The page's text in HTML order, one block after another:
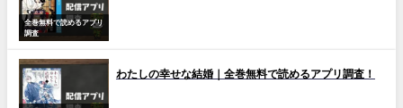
全巻無料で読めるアプリ
調査
わたしの幸せな結婚｜全巻無料で読めるアプリ調査！